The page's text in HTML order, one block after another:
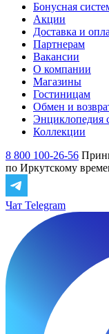
Бонусная
Акции
Доставка и
Партнерам
Вакансии
О компании
Магазины
Гостиницам
Обмен и
Энциклопедия
Коллекции
8 800 100-26-56
по Иркутскому
Чат Telegram